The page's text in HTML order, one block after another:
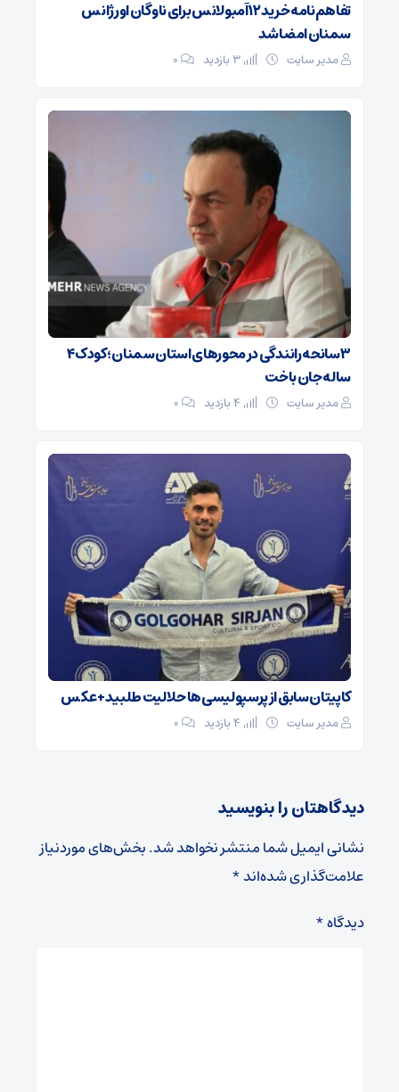
تفاهم‌نامه خرید ۱۲ آمبولانس برای ناوگان اورژانس
سمنان امضا شد
مدیر سایت ۰
۳ سانحه رانندگی در محورهای استان سمنان؛ کودک ۴
ساله جان باخت
مدیر سایت ۰
کاپیتان سابق از پرسپولیسی‌ها حلالیت طلبید + عکس
مدیر سایت ۰
دیدگاهتان را بنویسید
نشانی ایمیل شما منتشر نخواهد شد.بخش‌های موردنیاز
علامت‌گذاری شده‌اند*
دیدگاه*